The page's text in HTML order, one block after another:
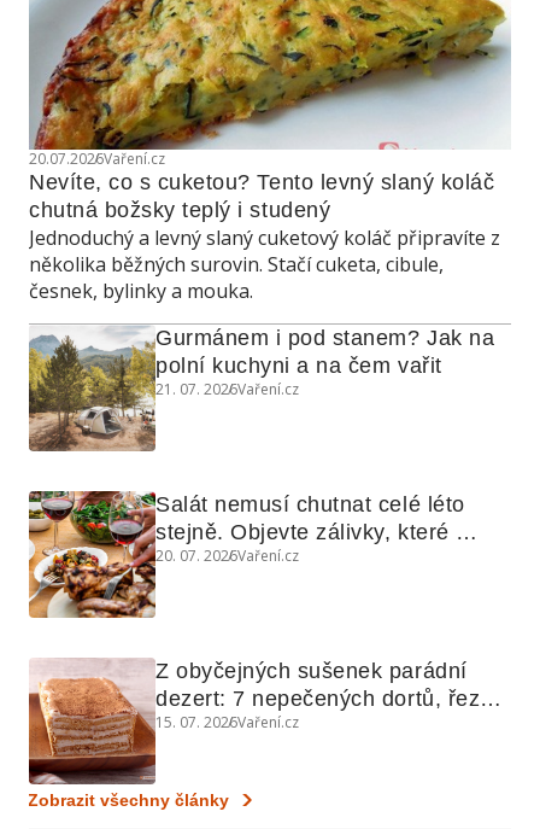
20.07.2026Vaření.cz
Nevíte, co s cuketou? Tento levný slaný koláč
chutná božsky teplý i studený
Jednoduchý a levný slaný cuketový koláč připravíte z
několika běžných surovin. Stačí cuketa, cibule,
česnek, bylinky a mouka.
Gurmánem i pod stanem? Jak na
polní kuchyni a na čem vařit
21. 07. 2026Vaření.cz
Salát nemusí chutnat celé léto
stejně. Objevte zálivky, které
využijete i na maso, nudle nebo
20. 07. 2026Vaření.cz
Z obyčejných sušenek parádní
dezert: 7 nepečených dortů, řezů
a koláčů
15. 07. 2026Vaření.cz
Zobrazit všechny články